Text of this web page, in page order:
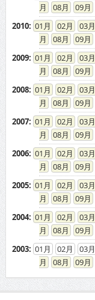
08
09
2010: 01 02 03
08
09
2009: 01 02 03
08
09
2008: 01 02 03
08
09
2007: 01 02 03
08
09
2006: 01 02 03
08
09
2005: 01 02 03
08
09
2004: 01 02 03
08
09
2003: 01 02 03
08
09